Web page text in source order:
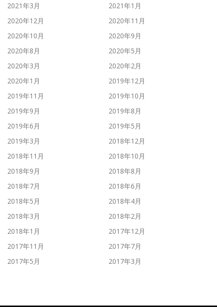
2021年3月
2021年1月
2020年12月
2020年11月
2020年10月
2020年9月
2020年8月
2020年5月
2020年3月
2020年2月
2020年1月
2019年12月
2019年11月
2019年10月
2019年9月
2019年8月
2019年6月
2019年5月
2019年3月
2018年12月
2018年11月
2018年10月
2018年9月
2018年8月
2018年7月
2018年6月
2018年5月
2018年4月
2018年3月
2018年2月
2018年1月
2017年12月
2017年11月
2017年7月
2017年5月
2017年3月